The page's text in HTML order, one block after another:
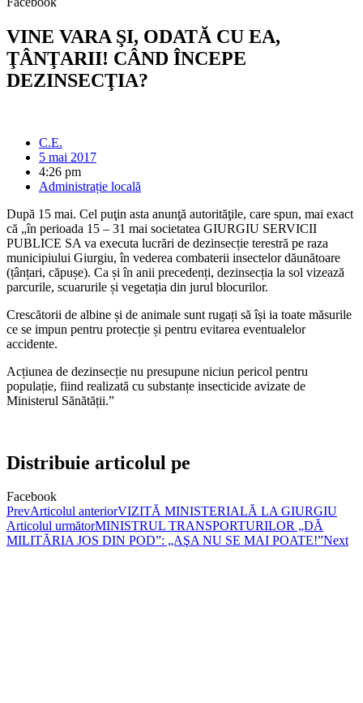
VINE VARA ŞI, ODATĂ CU EA,
ŢÂNŢARII! CÂND ÎNCEPE
DEZINSECŢIA?
C.E.
5 mai 2017
4:26 pm
Administrație locală
După 15 mai. Cel puţin asta anunţă autorităţile, care spun, mai exact
că „în perioada 15 – 31 mai societatea GIURGIU SERVICII
PUBLICE SA va executa lucrări de dezinsecție terestră pe raza
municipiului Giurgiu, în vederea combaterii insectelor dăunătoare
(țânțari, căpușe). Ca și în anii precedenți, dezinsecția la sol vizează
parcurile, scuarurile și vegetația din jurul blocurilor.
Crescătorii de albine și de animale sunt rugați să își ia toate măsurile
ce se impun pentru protecție și pentru evitarea eventualelor
accidente.
Acțiunea de dezinsecție nu presupune niciun pericol pentru
populație, fiind realizată cu substanțe insecticide avizate de
Ministerul Sănătății.”
Distribuie articolul pe
Facebook
PrevArticolul anteriorVIZITĂ MINISTERIALĂ LA GIURGIU
Articolul următorMINISTRUL TRANSPORTURILOR „DĂ
MILITĂRIA JOS DIN POD”: „AŞA NU SE MAI POATE!”Next